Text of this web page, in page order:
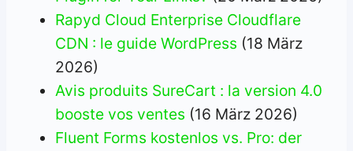
Rapyd Cloud Enterprise Cloudflare
CDN : le guide WordPress (18 März
2026)
Avis produits SureCart : la version 4.0
booste vos ventes (16 März 2026)
Fluent Forms kostenlos vs. Pro: der